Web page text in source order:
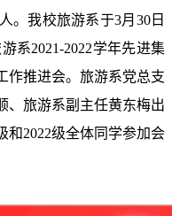
。我校旅游系于3月 30日
系2021-2022学年先进集
作推进会。旅游系党总支
、旅游系副主任黄东梅出
和2022级全体同学参加会